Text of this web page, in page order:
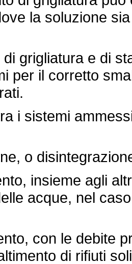
la soluzione
grigliatura e di
per il corretto
i sistemi
o
insieme agli
acque, nel
con le debite
di rifiuti